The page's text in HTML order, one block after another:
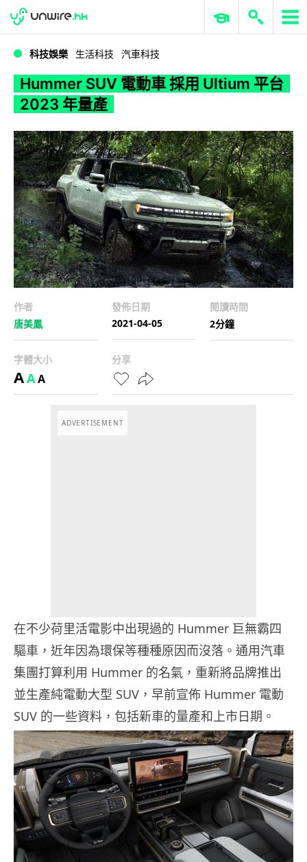
WWDC 2026 ERP 與商業 AI
科技娛樂 生活科技 汽車科技
Hummer SUV 電動車 採用 Ultium 平台
2023 年量產
作者
唐美鳳
發佈日期
2021-04-05
閱讀時間
2分鐘
字體大小
AAA
分享
ADVERTISEMENT
在不少荷里活電影中出現過的 Hummer 巨無霸四
驅車，近年因為環保等種種原因而沒落。通用汽車
集團打算利用 Hummer 的名氣，重新將品牌推出
並生產純電動大型 SUV，早前宣佈 Hummer 電動
SUV 的一些資料，包括新車的量產和上市日期。